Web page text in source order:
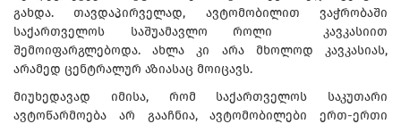
გახდა. თავდაპირველად, ავტომობილით ვაჭრობაში
საქართველოს საშუამავლო როლი კავკასიით
შემოიფარგლებოდა. ახლა კი არა მხოლოდ კავკასიას,
არამედ ცენტრალურ აზიასაც მოიცავს.
მიუხედავად იმისა, რომ საქართველოს საკუთარი
ავტოწარმოება არ გააჩნია, ავტომობილები ერთ-ერთი